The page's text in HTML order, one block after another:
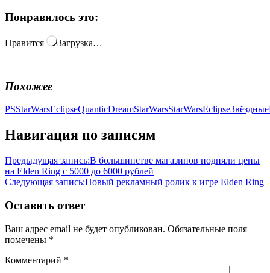
Понравилось это:
Нравится Загрузка…
Похожее
PSStarWarsEclipseQuanticDreamStarWarsStarWarsEclipse
Навигация по записям
Предыдущая запись:В большинстве магазинов подняли цены
на Elden Ring с 5000 до 6000 рублей
Следующая запись:Новый рекламный ролик к игре Elden Ring
Оставить ответ
Ваш адрес email не будет опубликован. Обязательные поля
помечены *
Комментарий *